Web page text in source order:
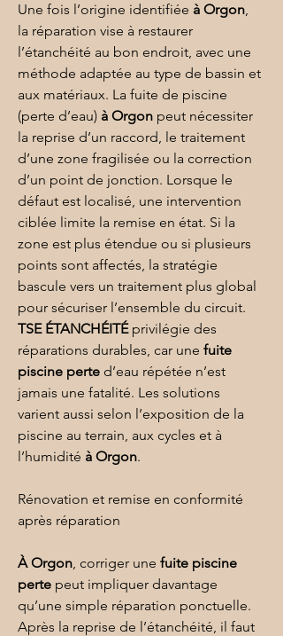
Une fois l’origine identifiée à Orgon,
la réparation vise à restaurer
l’étanchéité au bon endroit, avec une
méthode adaptée au type de bassin et
aux matériaux. La fuite de piscine
(perte d’eau) à Orgon peut nécessiter
la reprise d’un raccord, le traitement
d’une zone fragilisée ou la correction
d’un point de jonction. Lorsque le
défaut est localisé, une intervention
ciblée limite la remise en état. Si la
zone est plus étendue ou si plusieurs
points sont affectés, la stratégie
bascule vers un traitement plus global
pour sécuriser l’ensemble du circuit.
TSE ÉTANCHÉITÉ privilégie des
réparations durables, car une fuite
piscine perte d’eau répétée n’est
jamais une fatalité. Les solutions
varient aussi selon l’exposition de la
piscine au terrain, aux cycles et à
l’humidité à Orgon.
Rénovation et remise en conformité
après réparation
À Orgon, corriger une fuite piscine
perte peut impliquer davantage
qu’une simple réparation ponctuelle.
Après la reprise de l’étanchéité, il faut